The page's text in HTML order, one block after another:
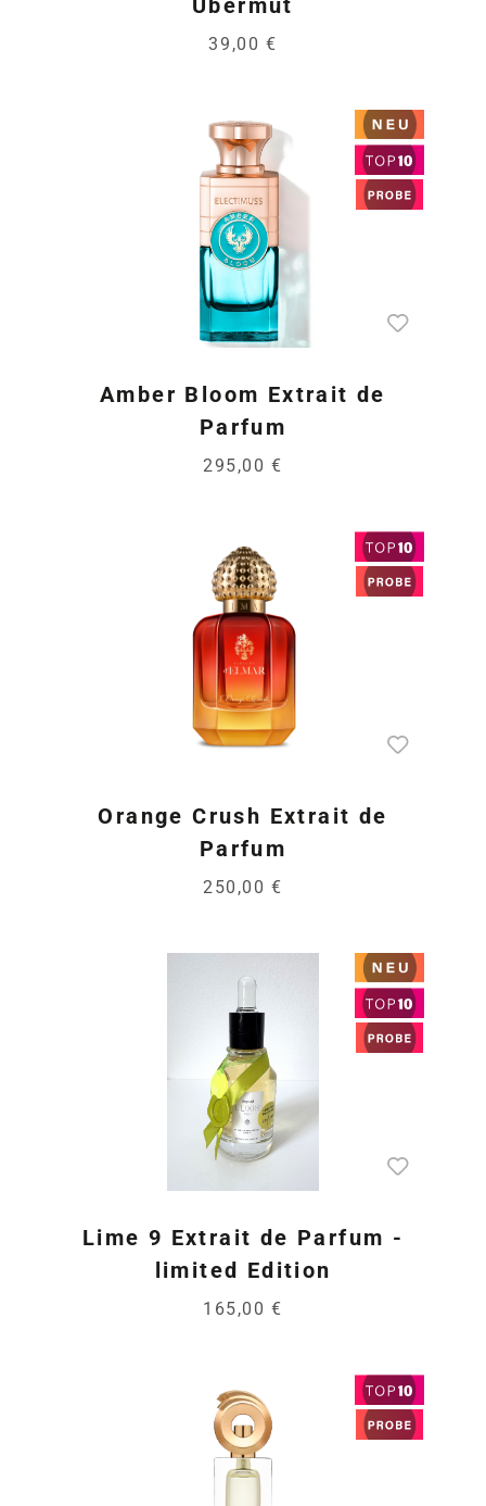
Übermut
39,00 €
Amber Bloom Extrait de
Parfum
295,00 €
Orange Crush Extrait de
Parfum
250,00 €
Lime 9 Extrait de Parfum -
limited Edition
165,00 €